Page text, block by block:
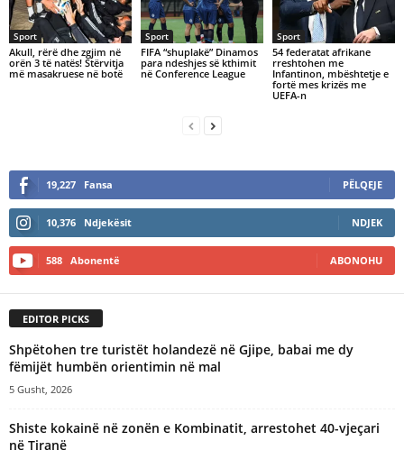
Sport
Akull, rërë dhe zgjim në
orën 3 të natës! Stërvitja
më masakruese në botë
Sport
FIFA “shuplakë” Dinamos
para ndeshjes së kthimit
në Conference League
Sport
54 federatat afrikane
rreshtohen me
Infantinon, mbështetje e
fortë mes krizës me
UEFA-n
19,227 Fansa PËLQEJE
10,376 Ndjekësit NDJEK
588 Abonentë ABONOHU
EDITOR PICKS
Shpëtohen tre turistët holandezë në Gjipe, babai me dy
fëmijët humbën orientimin në mal
5 Gusht, 2026
Shiste kokainë në zonën e Kombinatit, arrestohet 40-vjeçari
në Tiranë